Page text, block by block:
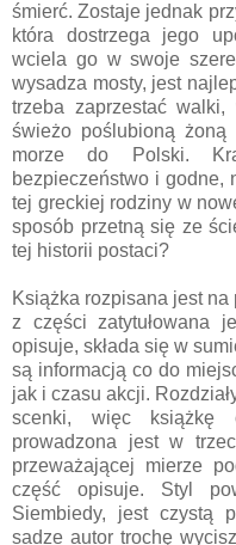
śmierć. Zostaje jednak
która dostrzega jego
wciela go w swoje
wysadza mosty, jest
trzeba zaprzestać
świeżo poślubioną żoną
morze do Polski.
bezpieczeństwo i godne,
tej greckiej rodziny w
sposób przetną się ze
tej historii postaci?
Książka rozpisana jest
z części zatytułowana
opisuje, składa się w
są informacją co do
jak i czasu akcji.
scenki, więc książkę
prowadzona jest w
przeważającej mierze
część opisuje. Styl
Siembiedy, jest czystą
sadze autor trochę